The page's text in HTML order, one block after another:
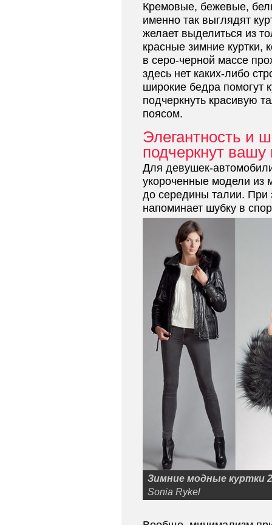
Кремовые, бежевые,
именно так выглядят
желает выделиться из
красные зимние куртки,
в серо-черной массе
здесь нет каких-либо
широкие бедра помогут
подчеркнуть красивую
поясом.
Элегантность и
подчеркнут вашу
Для девушек-
укороченные модели из
до середины талии. При
напоминает шубку в
Зимние модные куртки
Sonia Rykel